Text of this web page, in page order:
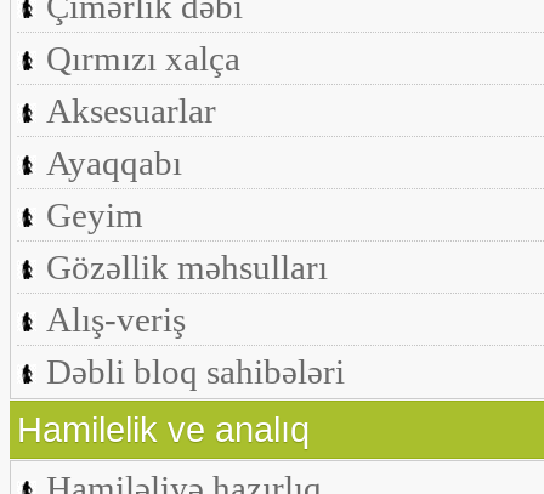
Qırmızı xalça
Aksesuarlar
Ayaqqabı
Geyim
Gözəllik məhsulları
Alış-veriş
Dəbli bloq sahibələri
Hamilelik ve analıq